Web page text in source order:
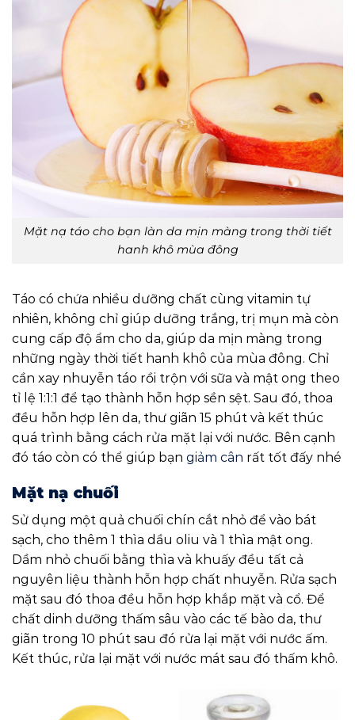
Mặt nạ táo cho bạn làn da mịn màng trong thời tiết
hanh khô mùa đông
Táo có chứa nhiều dưỡng chất cùng vitamin tự
nhiên, không chỉ giúp dưỡng trắng, trị mụn mà còn
cung cấp độ ẩm cho da, giúp da mịn màng trong
những ngày thời tiết hanh khô của mùa đông. Chỉ
cần xay nhuyễn táo rồi trộn với sữa và mật ong theo
tỉ lệ 1:1:1 để tạo thành hỗn hợp sền sệt. Sau đó, thoa
đều hỗn hợp lên da, thư giãn 15 phút và kết thúc
quá trình bằng cách rửa mặt lại với nước. Bên cạnh
đó táo còn có thể giúp bạn giảm cân rất tốt đấy nhé
Mặt nạ chuối
Sử dụng một quả chuối chín cắt nhỏ để vào bát
sạch, cho thêm 1 thìa dầu oliu và 1 thìa mật ong.
Dầm nhỏ chuối bằng thìa và khuấy đều tất cả
nguyên liệu thành hỗn hợp chất nhuyễn. Rửa sạch
mặt sau đó thoa đều hỗn hợp khắp mặt và cổ. Để
chất dinh dưỡng thấm sâu vào các tế bào da, thư
giãn trong 10 phút sau đó rửa lại mặt với nước ấm.
Kết thúc, rửa lại mặt với nước mát sau đó thấm khô.